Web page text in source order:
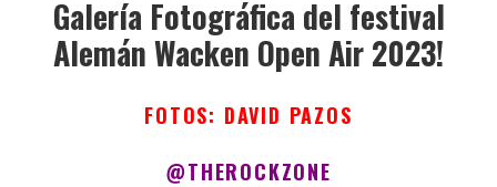
Galería Fotográfica del festival
Alemán Wacken Open Air 2023!
FOTOS: DAVID PAZOS
@THEROCKZONE